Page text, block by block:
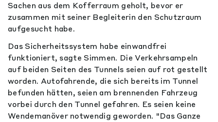
Sachen aus dem Kofferraum geholt, bevor er
zusammen mit seiner Begleiterin den Schutzraum
aufgesucht habe.
Das Sicherheitssystem habe einwandfrei
funktioniert, sagte Simmen. Die Verkehrsampeln
auf beiden Seiten des Tunnels seien auf rot gestellt
worden. Autofahrende, die sich bereits im Tunnel
befunden hätten, seien am brennenden Fahrzeug
vorbei durch den Tunnel gefahren. Es seien keine
Wendemanöver notwendig geworden. "Das Ganze